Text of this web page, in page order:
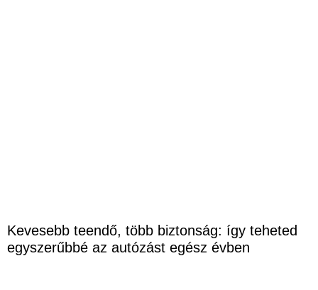
Kevesebb teendő, több biztonság: így teheted
egyszerűbbé az autózást egész évben